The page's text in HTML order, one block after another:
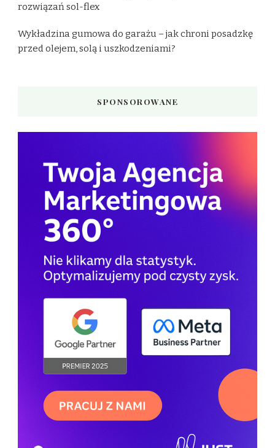
rozwiązań sol-flex
Wykładzina gumowa do garażu – jak chroni posadzkę
przed olejem, solą i uszkodzeniami?
SPONSOROWANE